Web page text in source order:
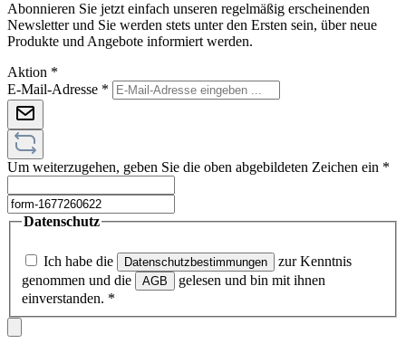
Abonnieren Sie jetzt einfach unseren regelmäßig erscheinenden
Newsletter und Sie werden stets unter den Ersten sein, über neue
Produkte und Angebote informiert werden.
Aktion *
E-Mail-Adresse *
Um weiterzugehen, geben Sie die oben abgebildeten Zeichen ein *
Datenschutz
Ich habe die Datenschutzbestimmungen
zur Kenntnis
genommen und die
AGB
gelesen und bin mit ihnen
einverstanden. *